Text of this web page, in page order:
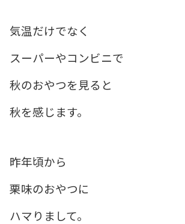
気温だけでなく
スーパーやコンビニで
秋のおやつを見ると
秋を感じます。
昨年頃から
栗味のおやつに
ハマりまして。